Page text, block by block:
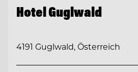
Hotel Guglwald
4191 Guglwald, Österreich